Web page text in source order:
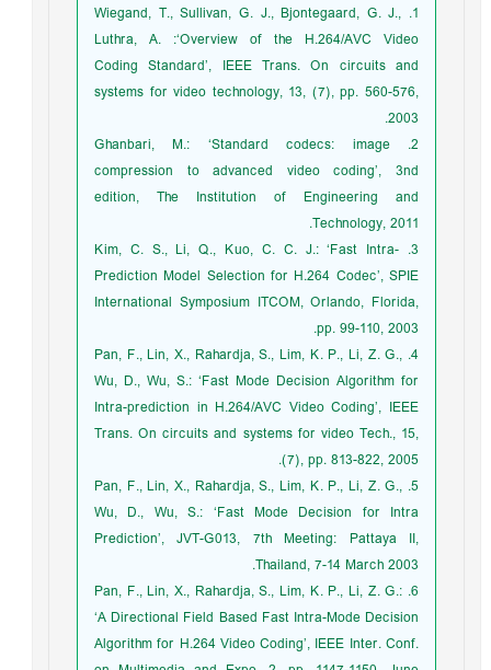
1. Wiegand, T., Sullivan, G. J., Bjontegaard, G. J.,
Luthra, A. :‘Overview of the H.264/AVC Video
Coding Standard’, IEEE Trans. On circuits and
systems for video technology, 13, (7), pp. 560-576,
2003.
2. Ghanbari, M.: ‘Standard codecs: image
compression to advanced video coding’, 3nd
edition, The Institution of Engineering and
Technology, 2011.
3. Kim, C. S., Li, Q., Kuo, C. C. J.: ‘Fast Intra-
Prediction Model Selection for H.264 Codec’, SPIE
International Symposium ITCOM, Orlando, Florida,
pp. 99-110, 2003.
4. Pan, F., Lin, X., Rahardja, S., Lim, K. P., Li, Z. G.,
Wu, D., Wu, S.: ‘Fast Mode Decision Algorithm for
Intra-prediction in H.264/AVC Video Coding’, IEEE
Trans. On circuits and systems for video Tech., 15,
(7), pp. 813-822, 2005.
5. Pan, F., Lin, X., Rahardja, S., Lim, K. P., Li, Z. G.,
Wu, D., Wu, S.: ‘Fast Mode Decision for Intra
Prediction’, JVT-G013, 7th Meeting: Pattaya II,
Thailand, 7-14 March 2003.
6. Pan, F., Lin, X., Rahardja, S., Lim, K. P., Li, Z. G.:
‘A Directional Field Based Fast Intra-Mode Decision
Algorithm for H.264 Video Coding’, IEEE Inter. Conf.